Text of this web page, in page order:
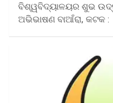
ବିଶ୍ୱବିଦ୍ୟାଳୟର ଶୁଭ
ଅଭିଭାଷଣ ବାଆଁରା,